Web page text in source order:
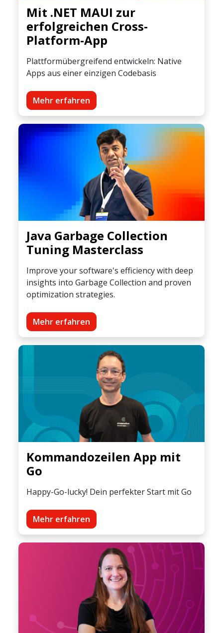
Mit .NET MAUI zur
erfolgreichen Cross-
Platform-App
Plattformübergreifend entwickeln: Native
Apps aus einer einzigen Codebasis
Mehr erfahren
Java Garbage Collection
Tuning Masterclass
Improve your software's efficiency with deep
insights into Garbage Collection and proven
optimization strategies.
Mehr erfahren
Kommandozeilen App mit
Go
Happy-Go-lucky! Dein perfekter Start mit Go
Mehr erfahren